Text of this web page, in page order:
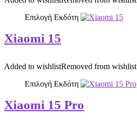
Επιλογή Εκδότη
Xiaomi 15
Added to wishlistRemoved from wishlist
Επιλογή Εκδότη
Xiaomi 15 Pro